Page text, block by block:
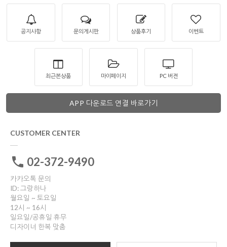
공지사항 문의게시판 상품후기 이벤트
최근본상품 마이페이지 PC 버젼
APP 다운로드 연결 바로가기
CUSTOMER CENTER
02-372-9490
카카오톡 문의
ID: 그랑하나
월요일 ~ 토요일
12시 ~ 16시
일요일/공휴일 휴무
디자이너 한복 맞춤